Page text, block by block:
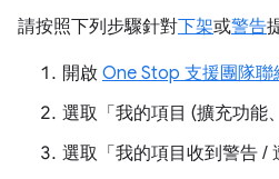
請按照下列步驟針對下架或警告
開啟 One Stop 支援團隊聯
選取「我的項目 (擴充功能
選取「我的項目收到警告 /